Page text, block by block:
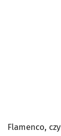
Flamenco,